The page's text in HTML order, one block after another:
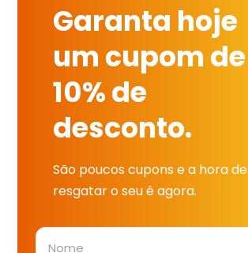
Garanta hoje
um cupom de
10% de
desconto.
São poucos cupons e a hora de
resgatar o seu é agora.